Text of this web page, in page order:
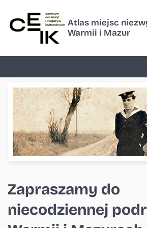
Atlas miejsc
Warmii i Mazur
Zapraszamy do
niecodziennej